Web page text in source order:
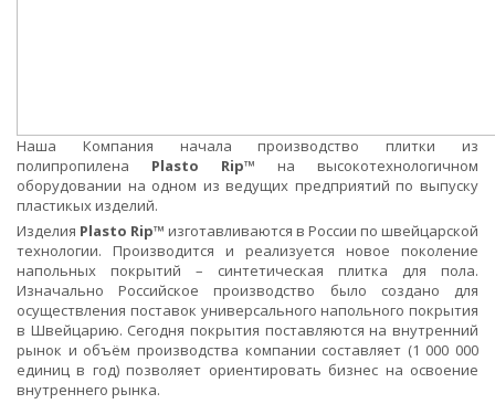
Наша Компания начала производство плитки из
полипропилена Plasto Rip™ на высокотехнологичном
оборудовании на одном из ведущих предприятий по выпуску
пластикых изделий.
Изделия Plasto Rip™ изготавливаются в России по швейцарской
технологии. Производится и реализуется новое поколение
напольных покрытий – синтетическая плитка для пола.
Изначально Российское производство было создано для
осуществления поставок универсального напольного покрытия
в Швейцарию. Сегодня покрытия поставляются на внутренний
рынок и объём производства компании составляет (1 000 000
единиц в год) позволяет ориентировать бизнес на освоение
внутреннего рынка.